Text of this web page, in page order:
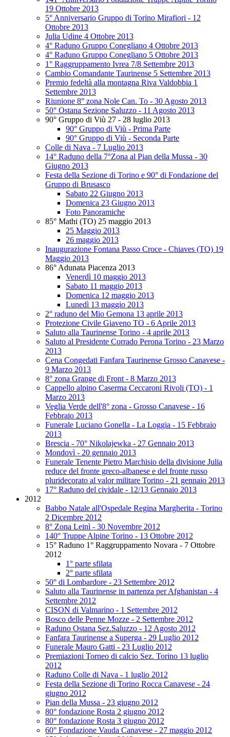
19 Ottobre 2013
5° Anniversario Gruppo di Torino Mirafiori - 12
Ottobre 2013
Julia Udine 4 Ottobre 2013
4° Raduno Gruppo Conegliano 4 Ottobre 2013
4° Raduno Gruppo Conegliano 5 Ottobre 2013
1° Raggruppamento Ivrea 7/8 Settembre 2013
Cambio Comandante Taurinense 5 Settembre 2013
Premio fedeltà alla montagna Riva Valdobbia 1
Settembre 2013
Riunione 8° zona Nole Can. To - 30 Agosto 2013
50° Ostana Sezione Saluzzo - 11 Agosto 2013
90° Gruppo di Viù 27 - 28 luglio 2013
90° Gruppo di Viù - Prima Parte
90° Gruppo di Viù - Seconda Parte
Colle di Nava - 7 Luglio 2013
14° Raduno della 7°Zona al Pian della Mussa - 30
Giugno 2013
Festa della Sezione di Torino e 90° di Fondazione del
Gruppo di Brusasco
Sabato 22 Giugno 2013
Domenica 23 Giugno 2013
Foto Panoramiche
85° Mathi (TO) 25 maggio 2013
25 Maggio 2013
26 maggio 2013
Inaugurazione Fontana Passo Croce - Chiaves (TO) 19
Maggio 2013
86° Adunata Piacenza 2013
Venerdì 10 maggio 2013
Sabato 11 maggio 2013
Domenica 12 maggio 2013
Lunedì 13 maggio 2013
2° raduno del Mio Gemona 13 aprile 2013
Protezione Civile Giaveno TO - 6 Aprile 2013
Saluto alla Taurinense Torino - 4 aprile 2013
Saluto al Presidente Corrado Perona Torino - 23 Marzo
2013
Cena Congedati Fanfara Taurinense Grosso Canavese -
9 Marzo 2013
8° zona Grange di Front - 8 Marzo 2013
Cappello alpino Caserma Ceccaroni Rivoli (TO) - 1
Marzo 2013
Veglia Verde dell'8° zona - Grosso Canavese - 16
Febbraio 2013
Funerale Luciano Gonella - La Loggia - 15 Febbraio
2013
Brescia - 70° Nikolajewka - 27 Gennaio 2013
Mondovì - 20 gennaio 2013
Funerale Tenente Pietro Marchisio della divisione Julia
reduce del fronte greco-albanese e del fronte russo
pluridecorato al valor militare Torino - 21 gennaio 2013
17° Raduno del cividale - 12/13 Gennaio 2013
2012
Babbo Natale all'Ospedale Regina Margherita - Torino
2 Dicembre 2012
8° Zona Leinì - 30 Novembre 2012
140° Truppe Alpine Torino - 13 Ottobre 2012
15° Raduno 1° Raggruppamento Novara - 7 Ottobre
2012
1° parte sfilata
2° parte sfilata
50° di Lombardore - 23 Settembre 2012
Saluto alla Taurinense in partenza per Afghanistan - 4
Settembre 2012
CISON di Valmarino - 1 Settembre 2012
Bosco delle Penne Mozze - 2 Settembre 2012
Raduno Ostana Sez.Saluzzo - 12 Agosto 2012
Fanfara Taurinense a Superga - 29 Luglio 2012
Funerale Mauro Gatti - 23 Luglio 2012
Premiazioni Torneo di calcio Sez. Torino 13 luglio
2012
Raduno Colle di Nava - 1 luglio 2012
Festa della Sezione di Torino Rocca Canavese - 24
giugno 2012
Pian della Mussa - 23 giugno 2012
80° fondazione Rosta 2 giugno 2012
80° fondazione Rosta 3 giugno 2012
60° Fondazione Vauda Canavese - 27 maggio 2012